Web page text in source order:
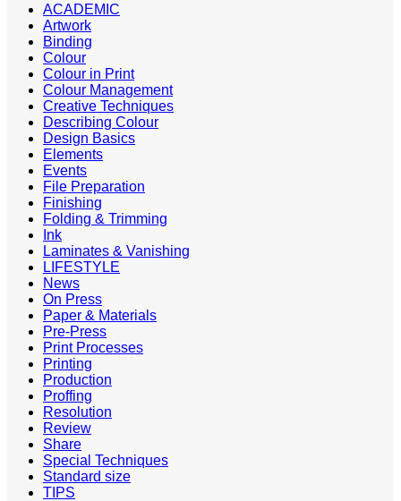
ACADEMIC
Artwork
Binding
Colour
Colour in Print
Colour Management
Creative Techniques
Describing Colour
Design Basics
Elements
Events
File Preparation
Finishing
Folding & Trimming
Ink
Laminates & Vanishing
LIFESTYLE
News
On Press
Paper & Materials
Pre-Press
Print Processes
Printing
Production
Proffing
Resolution
Review
Share
Special Techniques
Standard size
TIPS